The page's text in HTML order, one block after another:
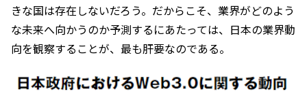
きな国は存在しないだろう。だからこそ、業界がどのよう
な未来へ向かうのか予測するにあたっては、日本の業界動
向を観察することが、最も肝要なのである。